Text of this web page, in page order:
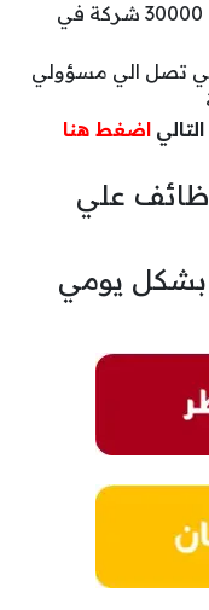
ارسل سيرتك الذاتية الي اكثر من 30000 شركة في
تصل الي مسؤولي
اضغط هنا
علي
بشكل يومي